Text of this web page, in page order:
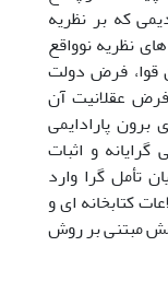
که بر نظریه
نظریه نوواقع
قوا، فرض دولت
عقلانیت آن
پارادایمی
و اثبات
تأمل گرا وارد
کتابخانه ای و
مبتنی بر روش